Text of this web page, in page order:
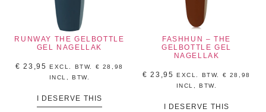
RUNWAY THE GELBOTTLE
GEL NAGELLAK
€ 23,95 EXCL. BTW. € 28,98
INCL, BTW.
I DESERVE THIS
FASHHUN – THE
GELBOTTLE GEL
NAGELLAK
€ 23,95 EXCL. BTW. € 28,98
INCL, BTW.
I DESERVE THIS